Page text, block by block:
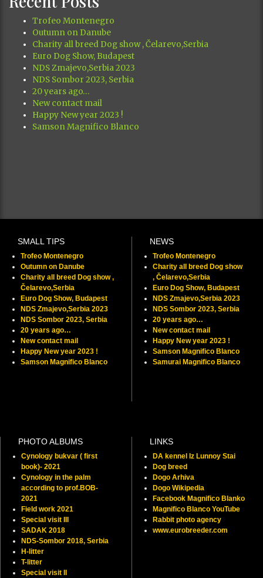
Trofeo Montenegro
Outumn on Danube
Charity all breed Dog show , Čelarevo,Serbia
Euro Dog Show, Budapest
NDS Zmajevo,Serbia 2023
NDS Sombor 2023, Serbia
20 years ago…
New contact mail
Happy New year 2023 !
Samson Magnifico Blanco
SMALL TIPS
Trofeo Montenegro
Outumn on Danube
Charity all breed Dog show ,
Čelarevo,Serbia
Euro Dog Show, Budapest
NDS Zmajevo,Serbia 2023
NDS Sombor 2023, Serbia
20 years ago…
New contact mail
Happy New year 2023 !
Samson Magnifico Blanco
NEWS
Trofeo Montenegro
Charity all breed Dog show
, Čelarevo,Serbia
Euro Dog Show, Budapest
NDS Zmajevo,Serbia 2023
NDS Sombor 2023, Serbia
20 years ago…
New contact mail
Happy New year 2023 !
Samson Magnifico Blanco
Samurai Magnifico Blanco
PHOTO ALBUMS
Cynology bukvar ( first
book)- 2021
Cynology in the palm
according to prof.BOB-
2021
Field work 2021
Special visit III
SADAK 2018
NDS-Sombor 2018, Serbia
H-litter
T-litter
Special visit II
LINKS
DA kennel Iz Lunnoy Stai
Dog breed
Dogo Arhiva
Dogo Wikipedia
Facebook Magnifico Blanko
Magnifico Blanco YouTube
Rabbit photo agency
www.eurobreeder.com